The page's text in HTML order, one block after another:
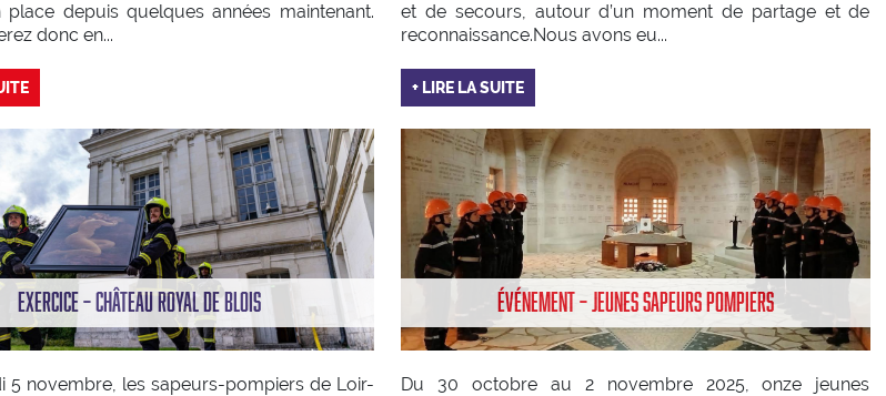
place depuis quelques années maintenant.
donc en...
et de secours, autour d’un moment de partage et de
reconnaissance.Nous avons eu...
+ LIRE LA SUITE
EXERCICE – CHÂTEAU ROYAL DE BLOIS
5 novembre, les sapeurs-pompiers de Loir-
ÉVÉNEMENT – JEUNES SAPEURS POMPIERS
Du 30 octobre au 2 novembre 2025, onze jeunes